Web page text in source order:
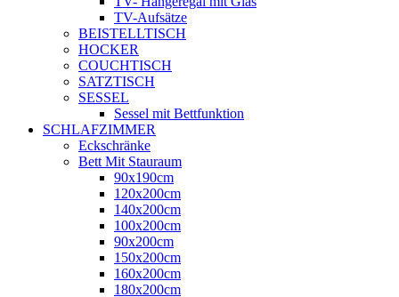
TV-Aufsätze
BEISTELLTISCH
HOCKER
COUCHTISCH
SATZTISCH
SESSEL
Sessel mit Bettfunktion
SCHLAFZIMMER
Eckschränke
Bett Mit Stauraum
90x190cm
120x200cm
140x200cm
100x200cm
90x200cm
150x200cm
160x200cm
180x200cm